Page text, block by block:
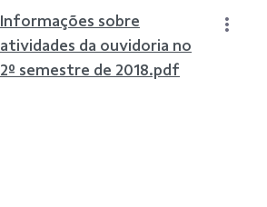
Informações sobre
atividades da ouvidoria no
2º semestre de 2018.pdf